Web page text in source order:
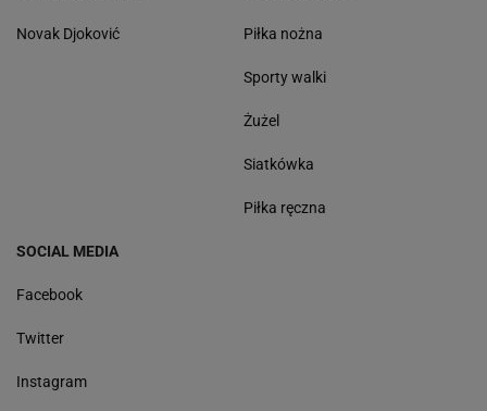
Novak Djoković Piłka nożna
Sporty walki
Żużel
Siatkówka
Piłka ręczna
SOCIAL MEDIA
Facebook
Twitter
Instagram